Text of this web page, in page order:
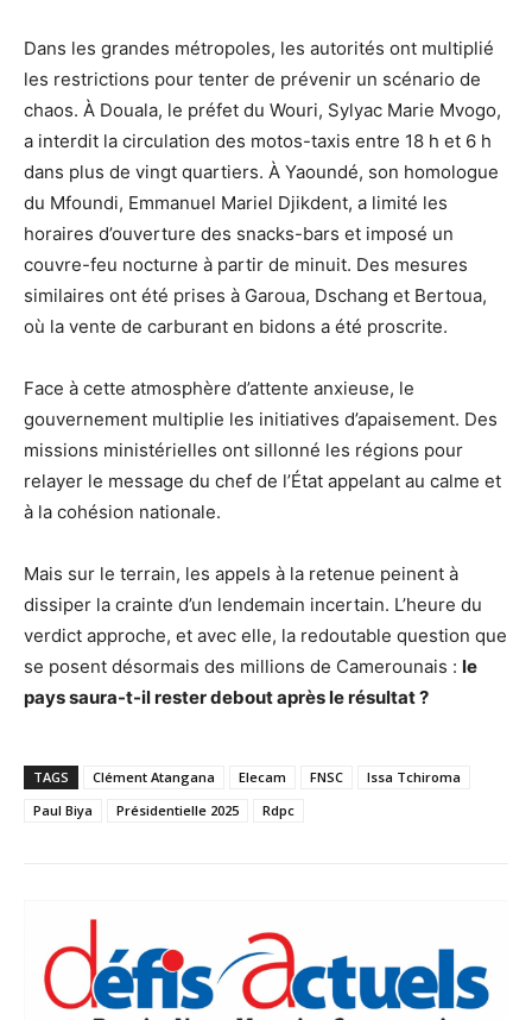
Dans les grandes métropoles, les autorités ont multiplié
les restrictions pour tenter de prévenir un scénario de
chaos. À Douala, le préfet du Wouri, Sylyac Marie Mvogo,
a interdit la circulation des motos-taxis entre 18 h et 6 h
dans plus de vingt quartiers. À Yaoundé, son homologue
du Mfoundi, Emmanuel Mariel Djikdent, a limité les
horaires d’ouverture des snacks-bars et imposé un
couvre-feu nocturne à partir de minuit. Des mesures
similaires ont été prises à Garoua, Dschang et Bertoua,
où la vente de carburant en bidons a été proscrite.
Face à cette atmosphère d’attente anxieuse, le
gouvernement multiplie les initiatives d’apaisement. Des
missions ministérielles ont sillonné les régions pour
relayer le message du chef de l’État appelant au calme et
à la cohésion nationale.
Mais sur le terrain, les appels à la retenue peinent à
dissiper la crainte d’un lendemain incertain. L’heure du
verdict approche, et avec elle, la redoutable question que
se posent désormais des millions de Camerounais : le
pays saura-t-il rester debout après le résultat ?
TAGS Clément Atangana Elecam FNSC
Issa Tchiroma
Paul Biya
Présidentielle 2025 Rdpc